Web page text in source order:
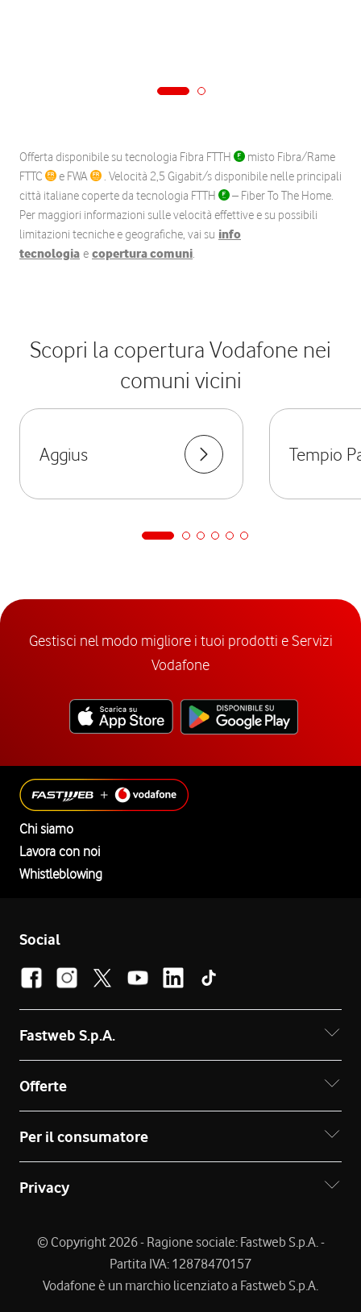
Offerta disponibile su tecnologia Fibra FTTH
misto Fibra/Rame
FTTC
e FWA
. Velocità 2,5 Gigabit/s disponibile nelle principali
città italiane coperte da tecnologia FTTH
– Fiber To The Home.
Per maggiori informazioni sulle velocità effettive e su possibili
limitazioni tecniche e geografiche, vai su info
tecnologia e copertura comuni.
Scopri la copertura Vodafone nei
comuni vicini
Aggius Tempio
Gestisci nel modo migliore i tuoi prodotti e Servizi
Vodafone
Chi siamo
Lavora con noi
Whistleblowing
Social
Fastweb S.p.A.
Offerte
Per il consumatore
Privacy
© Copyright 2026 - Ragione sociale: Fastweb S.p.A. -
Partita IVA: 12878470157
Vodafone è un marchio licenziato a Fastweb S.p.A.